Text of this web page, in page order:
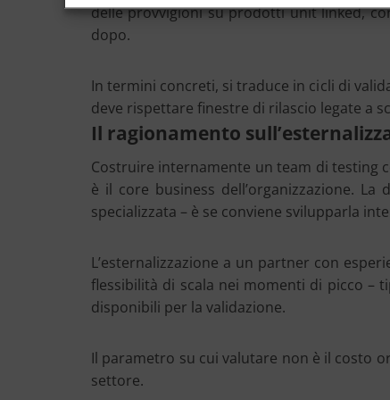
delle provvigioni su prodotti unit linked,
dopo.
In termini concreti, si traduce in cicli di
deve rispettare finestre di rilascio legate a
Il ragionamento
Costruire internamente un team di testing
è il core business dell’organizzazione.
specializzata – è se conviene svilupparla
L’esternalizzazione a un partner con
flessibilità di scala nei momenti di picco –
disponibili per la validazione.
Il parametro su cui valutare non è il costo
settore.